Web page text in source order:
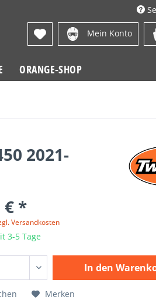
Mein Konto
ORANGE-SHOP
2021-
€ *
Versandkosten
3-5 Tage
In den
Merken